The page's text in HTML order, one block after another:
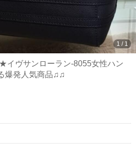
1 / 1
イヴサンローラン-8055女性ハン
爆発人気商品♫♫